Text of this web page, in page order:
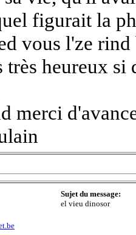
figurait la
vous l'ze
très heureux
merci
Sujet du message:
el vieu dinosor